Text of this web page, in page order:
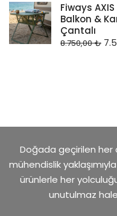
Fiways
Balkon &
Çantalı
8.750,00₺
Doğada geçirilen her
mühendislik
ürünlerle her
unutulmaz